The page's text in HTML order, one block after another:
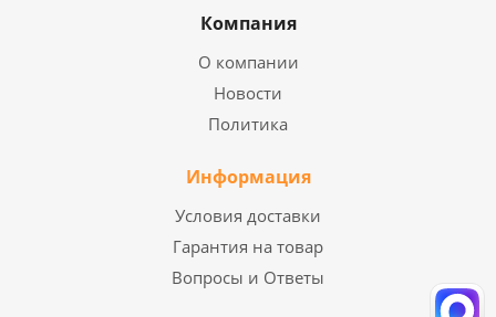
Компания
О компании
Новости
Политика
Информация
Условия доставки
Гарантия на товар
Вопросы и Ответы